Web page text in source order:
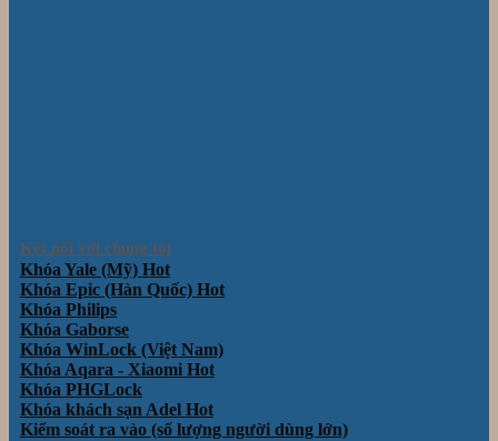
Kết nối với chúng tôi
Khóa Yale (Mỹ)
Khóa Epic (Hàn Quốc)
Khóa Philips
Khóa Gaborse
Khóa WinLock (Việt Nam)
Khóa Aqara - Xiaomi
Khóa PHGLock
Khóa khách sạn Adel
Kiểm soát ra vào (số lượng người dùng lớn)